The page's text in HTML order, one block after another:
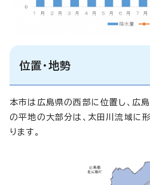
位置・地勢
本市は広島県の西部に位置し、広
の平地の大部分は、太田川流域に
ります。